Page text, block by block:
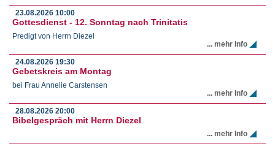
23.08.2026 10:00
Gottesdienst - 12. Sonntag nach Trinitatis
Predigt von Herrn Diezel
... mehr Info
24.08.2026 19:30
Gebetskreis am Montag
bei Frau Annelie Carstensen
... mehr Info
28.08.2026 20:00
Bibelgespräch mit Herrn Diezel
... mehr Info